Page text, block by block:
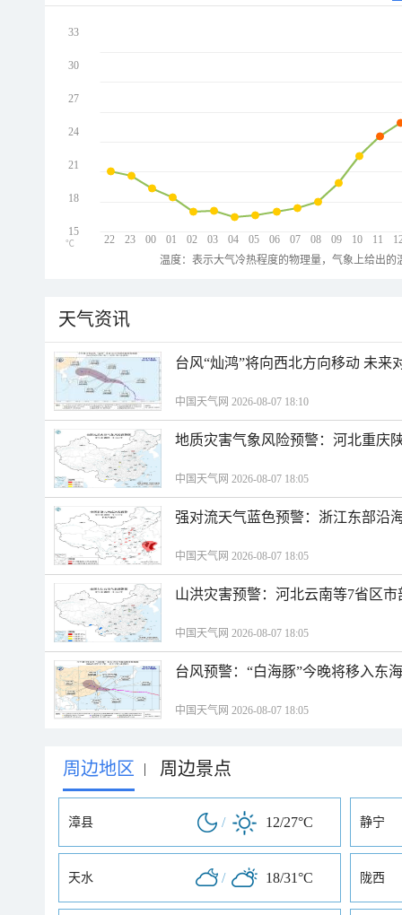
22 23 00 01 02 03 04 05 06 07 08 09 10 11
33
30
27
24
21
18
15
℃
温度：表示大气冷热程度的物理量，气象上给出
天气资讯
台风“灿鸿”将向西北方向移动 未来
中国天气网 2026-08-07 18:10
地质灾害气象风险预警：河北重庆
中国天气网 2026-08-07 18:05
强对流天气蓝色预警：浙江东部沿
中国天气网 2026-08-07 18:05
山洪灾害预警：河北云南等7省区
中国天气网 2026-08-07 18:05
台风预警：“白海豚”今晚将移入东
中国天气网 2026-08-07 18:05
周边地区 | 周边景点
漳县 / 12/27°C 静宁
天水 / 18/31°C 陇西